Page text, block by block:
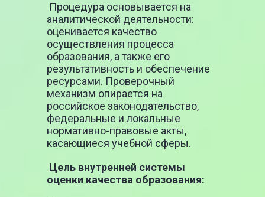
Процедура основывается на
аналитической деятельности:
оценивается качество
осуществления процесса
образования, а также его
результативность и обеспечение
ресурсами. Проверочный
механизм опирается на
российское законодательство,
федеральные и локальные
нормативно-правовые акты,
касающиеся учебной сферы.
Цель внутренней системы
оценки качества образования: